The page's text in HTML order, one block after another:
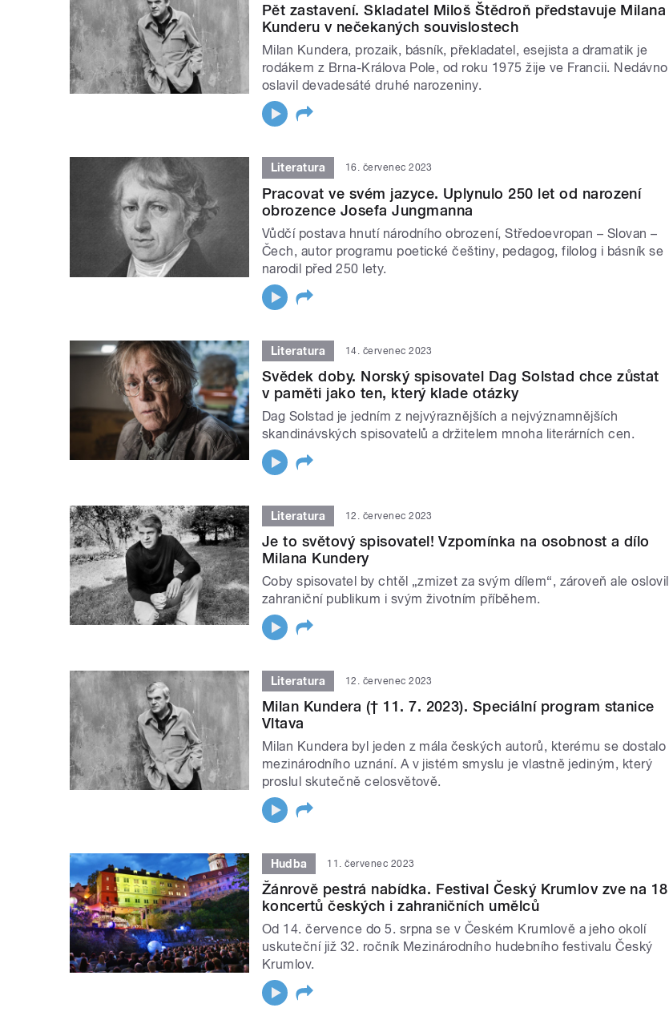
Pět zastavení. Skladatel Miloš Štědroň představuje Milana
Kunderu v nečekaných souvislostech
Milan Kundera, prozaik, básník, překladatel, esejista a dramatik je
rodákem z Brna-Králova Pole, od roku 1975 žije ve Francii. Nedávno
oslavil devadesáté druhé narozeniny.
Literatura 16. červenec 2023
Pracovat ve svém jazyce. Uplynulo 250 let od narození
obrozence Josefa Jungmanna
Vůdčí postava hnutí národního obrození, Středoevropan – Slovan –
Čech, autor programu poetické češtiny, pedagog, filolog i básník se
narodil před 250 lety.
Literatura 14. červenec 2023
Svědek doby. Norský spisovatel Dag Solstad chce zůstat
v paměti jako ten, který klade otázky
Dag Solstad je jedním z nejvýraznějších a nejvýznamnějších
skandinávských spisovatelů a držitelem mnoha literárních cen.
Literatura 12. červenec 2023
Je to světový spisovatel! Vzpomínka na osobnost a dílo
Milana Kundery
Coby spisovatel by chtěl „zmizet za svým dílem“, zároveň ale oslovil
zahraniční publikum i svým životním příběhem.
Literatura 12. červenec 2023
Milan Kundera († 11. 7. 2023). Speciální program stanice
Vltava
Milan Kundera byl jeden z mála českých autorů, kterému se dostalo
mezinárodního uznání. A v jistém smyslu je vlastně jediným, který
proslul skutečně celosvětově.
Hudba 11. červenec 2023
Žánrově pestrá nabídka. Festival Český Krumlov zve na 18
koncertů českých i zahraničních umělců
Od 14. července do 5. srpna se v Českém Krumlově a jeho okolí
uskuteční již 32. ročník Mezinárodního hudebního festivalu Český
Krumlov.